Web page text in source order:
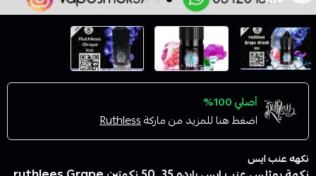
أصلي 100%
اضغط هنا للمزيد من ماركةRuthless
نكهه عنب ايس